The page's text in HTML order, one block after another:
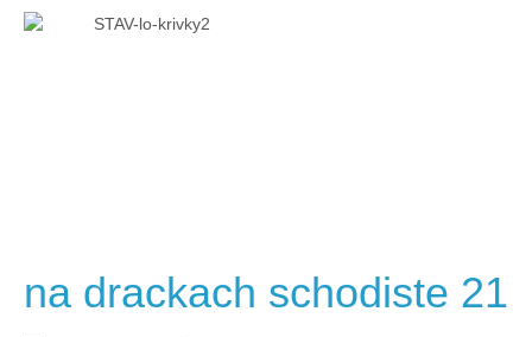
na drackach schodiste 21